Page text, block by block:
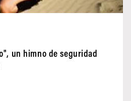
un himno de seguridad